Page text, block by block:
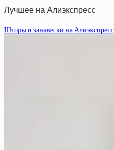
Лучшее на Алиэкспресс
Шторы и занавески на Алиэкспресс